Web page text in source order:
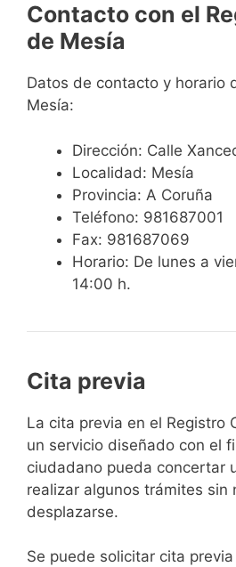
Contacto con el
de Mesía
Datos de contacto y horario
Mesía:
Dirección: Calle
Localidad: Mesía
Provincia: A Coruña
Teléfono: 981687001
Fax: 981687069
Horario: De lunes a
14:00 h.
Cita previa
​​​​​​​​​​​​​​​​​​​​​​​​​​​​La cita previa en el Registro
un servicio diseñado con el
ciudadano pueda concertar
realizar algunos trámites sin
desplazarse.​
Se puede solicitar cita